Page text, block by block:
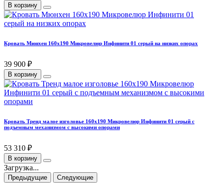
В корзину
Кровать Мюнхен 160х190 Микровелюр Инфинити 01 серый на низких опорах
39 900 ₽
В корзину
Кровать Тренд малое изголовье 160х190 Микровелюр Инфинити 01 серый с
подъемным механизмом с высокими опорами
53 310 ₽
В корзину
Загрузка...
Предыдущие Следующие